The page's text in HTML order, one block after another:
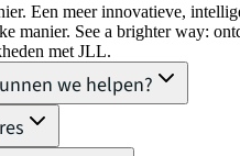
Een meer innovatieve,
manier. See a brighter way:
met JLL.
we helpen?